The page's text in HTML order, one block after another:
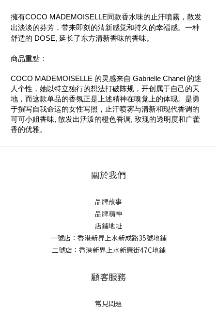
擁有COCO MADEMOISELLE同款香水味的止汗噴霧，散发
出淡淡的芬芳，带来即刻的清新感觉和持久的幸福感。一种
舒适的 DOSE, 延长了东方清新香味的香味。
商品重點：
COCO MADEMOISELLE 的灵感来自 Gabrielle Chanel 的迷
人个性，她以特立独行的想法打破陈规，开创属于自己的天
地，而这款单品的香氛正是上述精神在嗅觉上的体现。是勇
于撰写自我命运的女性写照，止汗喷雾与清新和现代香调的
可可小姐香味, 散发出活泼的橙色香调, 玫瑰的透明度和广藿
香的优雅。
關於我們
品牌故事
品牌精神
店鋪地址
一號店：香港新界上水新成路35號地鋪
二號店：香港新界上水新康街47C地鋪
顧客服務
常見問題